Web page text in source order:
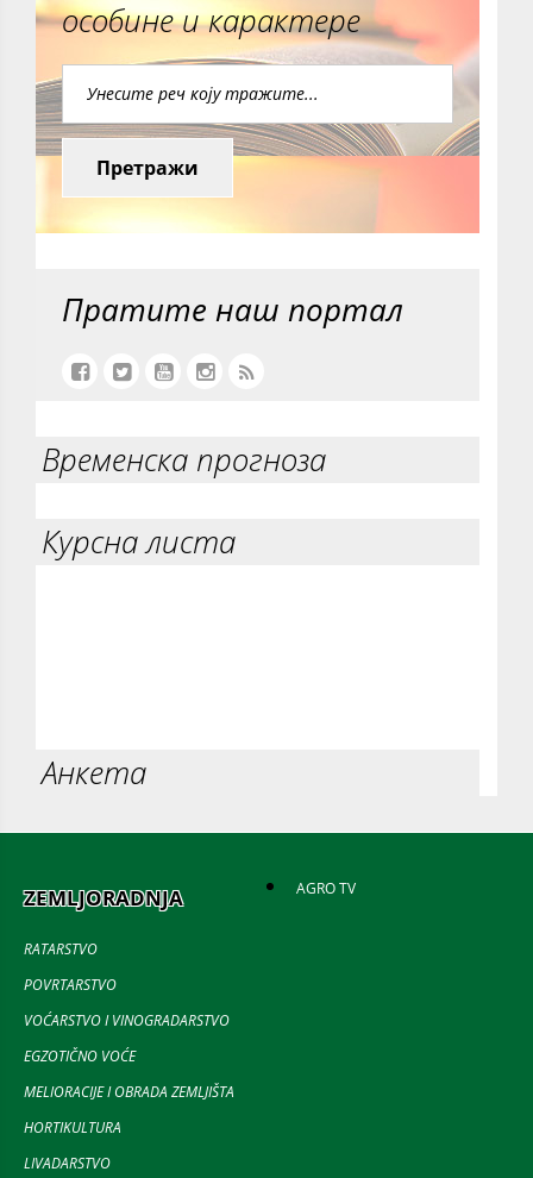
особине и карактере
Претражи
Пратите наш портал
Временска прогноза
Курсна листа
Анкета
ZEMLJORADNJA
RATARSTVO
POVRTARSTVO
VOĆARSTVO I VINOGRADARSTVO
EGZOTIČNO VOĆE
MELIORACIJE I OBRADA ZEMLJIŠTA
HORTIKULTURA
LIVADARSTVO
AGRO TV